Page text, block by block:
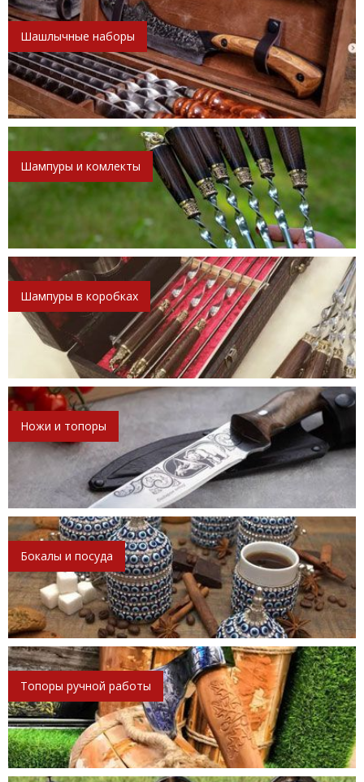
Шашлычные наборы
Шампуры и комлекты
Шампуры в коробках
Ножи и топоры
Бокалы и посуда
Топоры ручной работы